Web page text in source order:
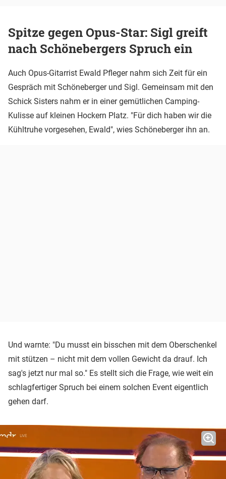
Spitze gegen Opus-Star: Sigl greift
nach Schönebergers Spruch ein
Auch Opus-Gitarrist Ewald Pfleger nahm sich Zeit für ein
Gespräch mit Schöneberger und Sigl. Gemeinsam mit den
Schick Sisters nahm er in einer gemütlichen Camping-
Kulisse auf kleinen Hockern Platz. "Für dich haben wir die
Kühltruhe vorgesehen, Ewald", wies Schöneberger ihn an.
Und warnte: "Du musst ein bisschen mit dem Oberschenkel
mit stützen – nicht mit dem vollen Gewicht da drauf. Ich
sag's jetzt nur mal so." Es stellt sich die Frage, wie weit ein
schlagfertiger Spruch bei einem solchen Event eigentlich
gehen darf.